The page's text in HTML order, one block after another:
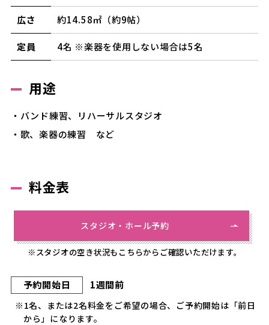
広さ 約14.58㎡（約9帖）
定員 4名 ※楽器を使用しない場合は5名
用途
・バンド練習、リハーサルスタジオ
・歌、楽器の練習 など
料金表
スタジオ・ホール予約
※スタジオの空き状況もこちらからご確認いただけます。
予約開始日 1週間前
※1名、または2名料金をご希望の場合、ご予約開始は「前日
から」になります。